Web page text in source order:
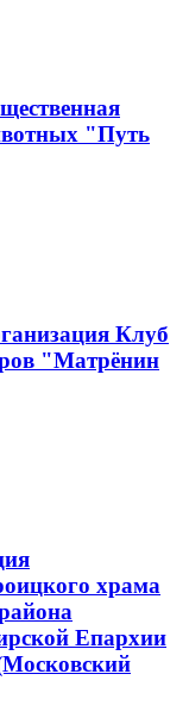
"Путь
Клуб
"Матрёнин
храма
Епархии